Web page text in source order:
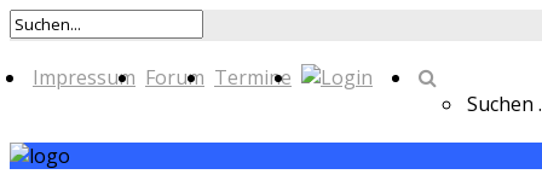
Impressum Forum Termine
Suchen